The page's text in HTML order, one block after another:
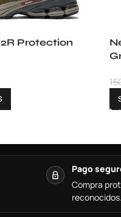
Protection
Pago
Compra
reconocidos.